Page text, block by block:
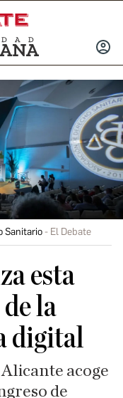
INICIAR
Sanitario El Debate
esta
la
digital
acoge
de